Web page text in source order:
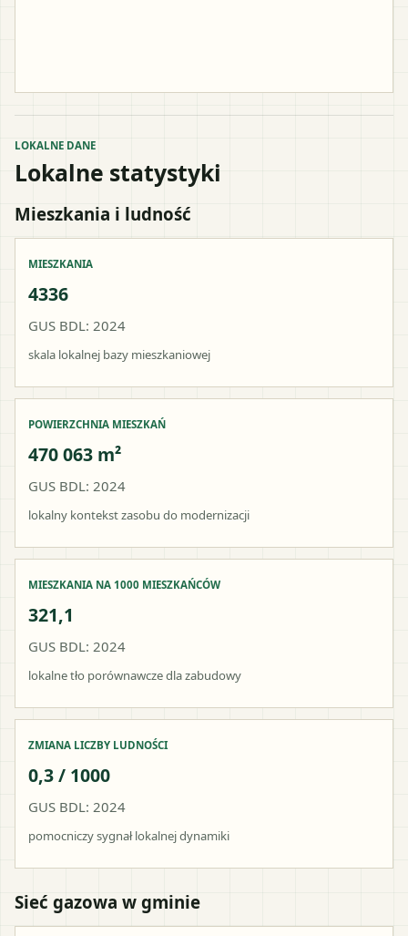
LOKALNE DANE
Lokalne statystyki
Mieszkania i ludność
MIESZKANIA
4336
GUS BDL: 2024
skala lokalnej bazy mieszkaniowej
POWIERZCHNIA MIESZKAŃ
470 063 m²
GUS BDL: 2024
lokalny kontekst zasobu do modernizacji
MIESZKANIA NA 1000 MIESZKAŃCÓW
321,1
GUS BDL: 2024
lokalne tło porównawcze dla zabudowy
ZMIANA LICZBY LUDNOŚCI
0,3 / 1000
GUS BDL: 2024
pomocniczy sygnał lokalnej dynamiki
Sieć gazowa w gminie